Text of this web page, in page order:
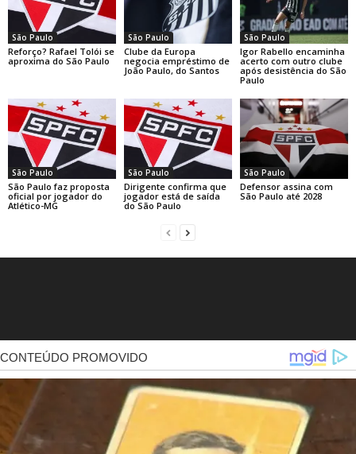
São Paulo
Reforço? Rafael Tolói se
aproxima do São Paulo
São Paulo
Clube da Europa
negocia empréstimo de
João Paulo, do Santos
São Paulo
Igor Rabello encaminha
acerto com outro clube
após desistência do São
Paulo
São Paulo
São Paulo faz proposta
oficial por jogador do
Atlético-MG
São Paulo
Dirigente confirma que
jogador está de saída
do São Paulo
São Paulo
Defensor assina com
São Paulo até 2028